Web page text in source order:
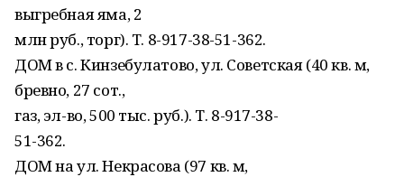
выгребная яма, 2
млн руб., торг). Т. 8-917-38-51-362.
ДОМ в с. Кинзебулатово, ул. Советская (40 кв. м,
бревно, 27 сот.,
газ, эл-во, 500 тыс. руб.). Т. 8-917-38-
51-362.
ДОМ на ул. Некрасова (97 кв. м,